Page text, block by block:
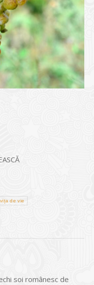
vița de vie
soi românesc de